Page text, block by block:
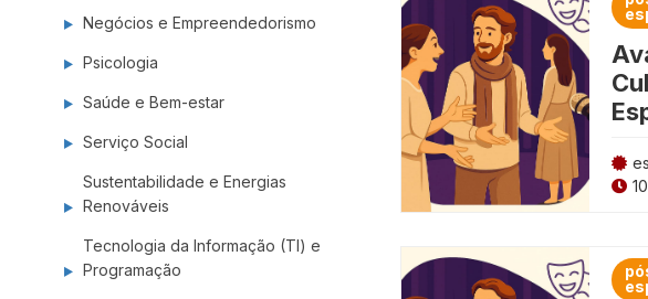
Negócios e Empreendedorismo
Psicologia
Saúde e Bem-estar
Serviço Social
Sustentabilidade e Energias
Renováveis
Tecnologia da Informação (TI) e
Programação